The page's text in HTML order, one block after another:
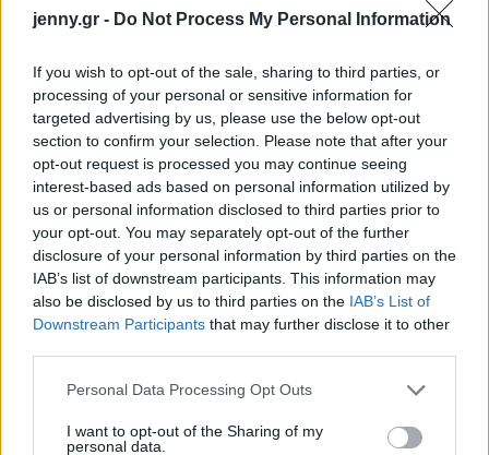
jenny.gr - Do Not Process My Personal Information
If you wish to opt-out of the sale, sharing to third parties, or
processing of your personal or sensitive information for
targeted advertising by us, please use the below opt-out
section to confirm your selection. Please note that after your
opt-out request is processed you may continue seeing
interest-based ads based on personal information utilized by
us or personal information disclosed to third parties prior to
your opt-out. You may separately opt-out of the further
disclosure of your personal information by third parties on the
IAB’s list of downstream participants. This information may
also be disclosed by us to third parties on the IAB’s List of
Downstream Participants that may further disclose it to other
Please note that this website/app uses one or more Google
not limited to your visit or usage behaviour. You may click to
Personal Data Processing Opt Outs
I want to opt-out of the Sharing of my
personal data.